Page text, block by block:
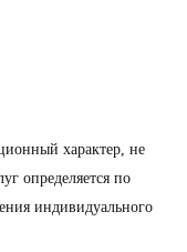
характер, не
определяется по
индивидуального